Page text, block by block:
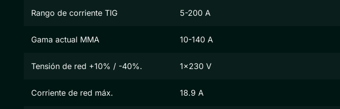
Rango de corriente TIG 5-200 A
Gama actual MMA 10-140 A
Tensión de red +10% / -40%. 1x230 V
Corriente de red máx. 18.9 A